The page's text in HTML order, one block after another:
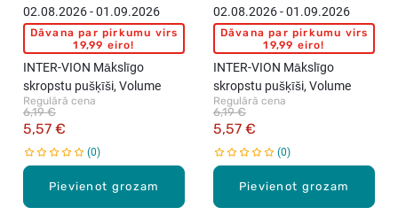
Pievienot grozam
02.08.2026 - 01.09.2026
Dāvana par pirkumu virs
19,99 eiro!
INTER-VION Mākslīgo
skropstu pušķīši, Volume
Regulārā cena
5,57 €
6,19 €
0
Pievienot grozam
02.08.2026 - 01.09.2026
Dāvana par pirkumu virs
19,99 eiro!
INTER-VION Mākslīgo
skropstu pušķīši, Volume
Regulārā cena
5,57 €
6,19 €
0